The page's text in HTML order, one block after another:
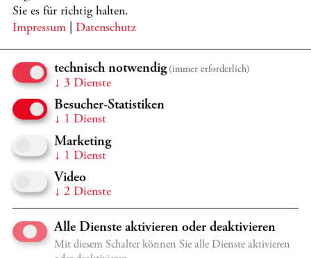
MEHR
KARTEN & SERVICE
Tickets können Sie online, telefonisch oder im
Kartenbüro kaufen. Hier finden Sie alle Informationen.
Sie es für richtig halten.
Impressum
Datenschutz
technisch notwendig (immer erforderlich)
↓ 3 Dienste
Besucher-Statistiken
↓ 1 Dienst
Marketing
↓ 1 Dienst
Video
↓ 2 Dienste
Alle Dienste aktivieren oder deaktivieren
Mit diesem Schalter können Sie alle Dienste aktivieren